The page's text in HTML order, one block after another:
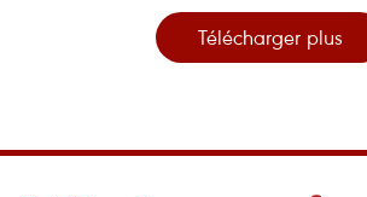
Télécharger plus